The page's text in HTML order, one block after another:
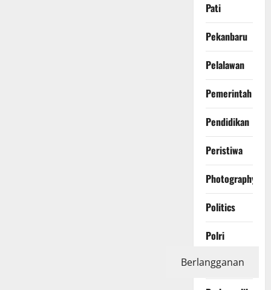
Pati
Pekanbaru
Pelalawan
Pemerintah
Pendidikan
Peristiwa
Photography
Politics
Polri
Pontianak
Berlangganan